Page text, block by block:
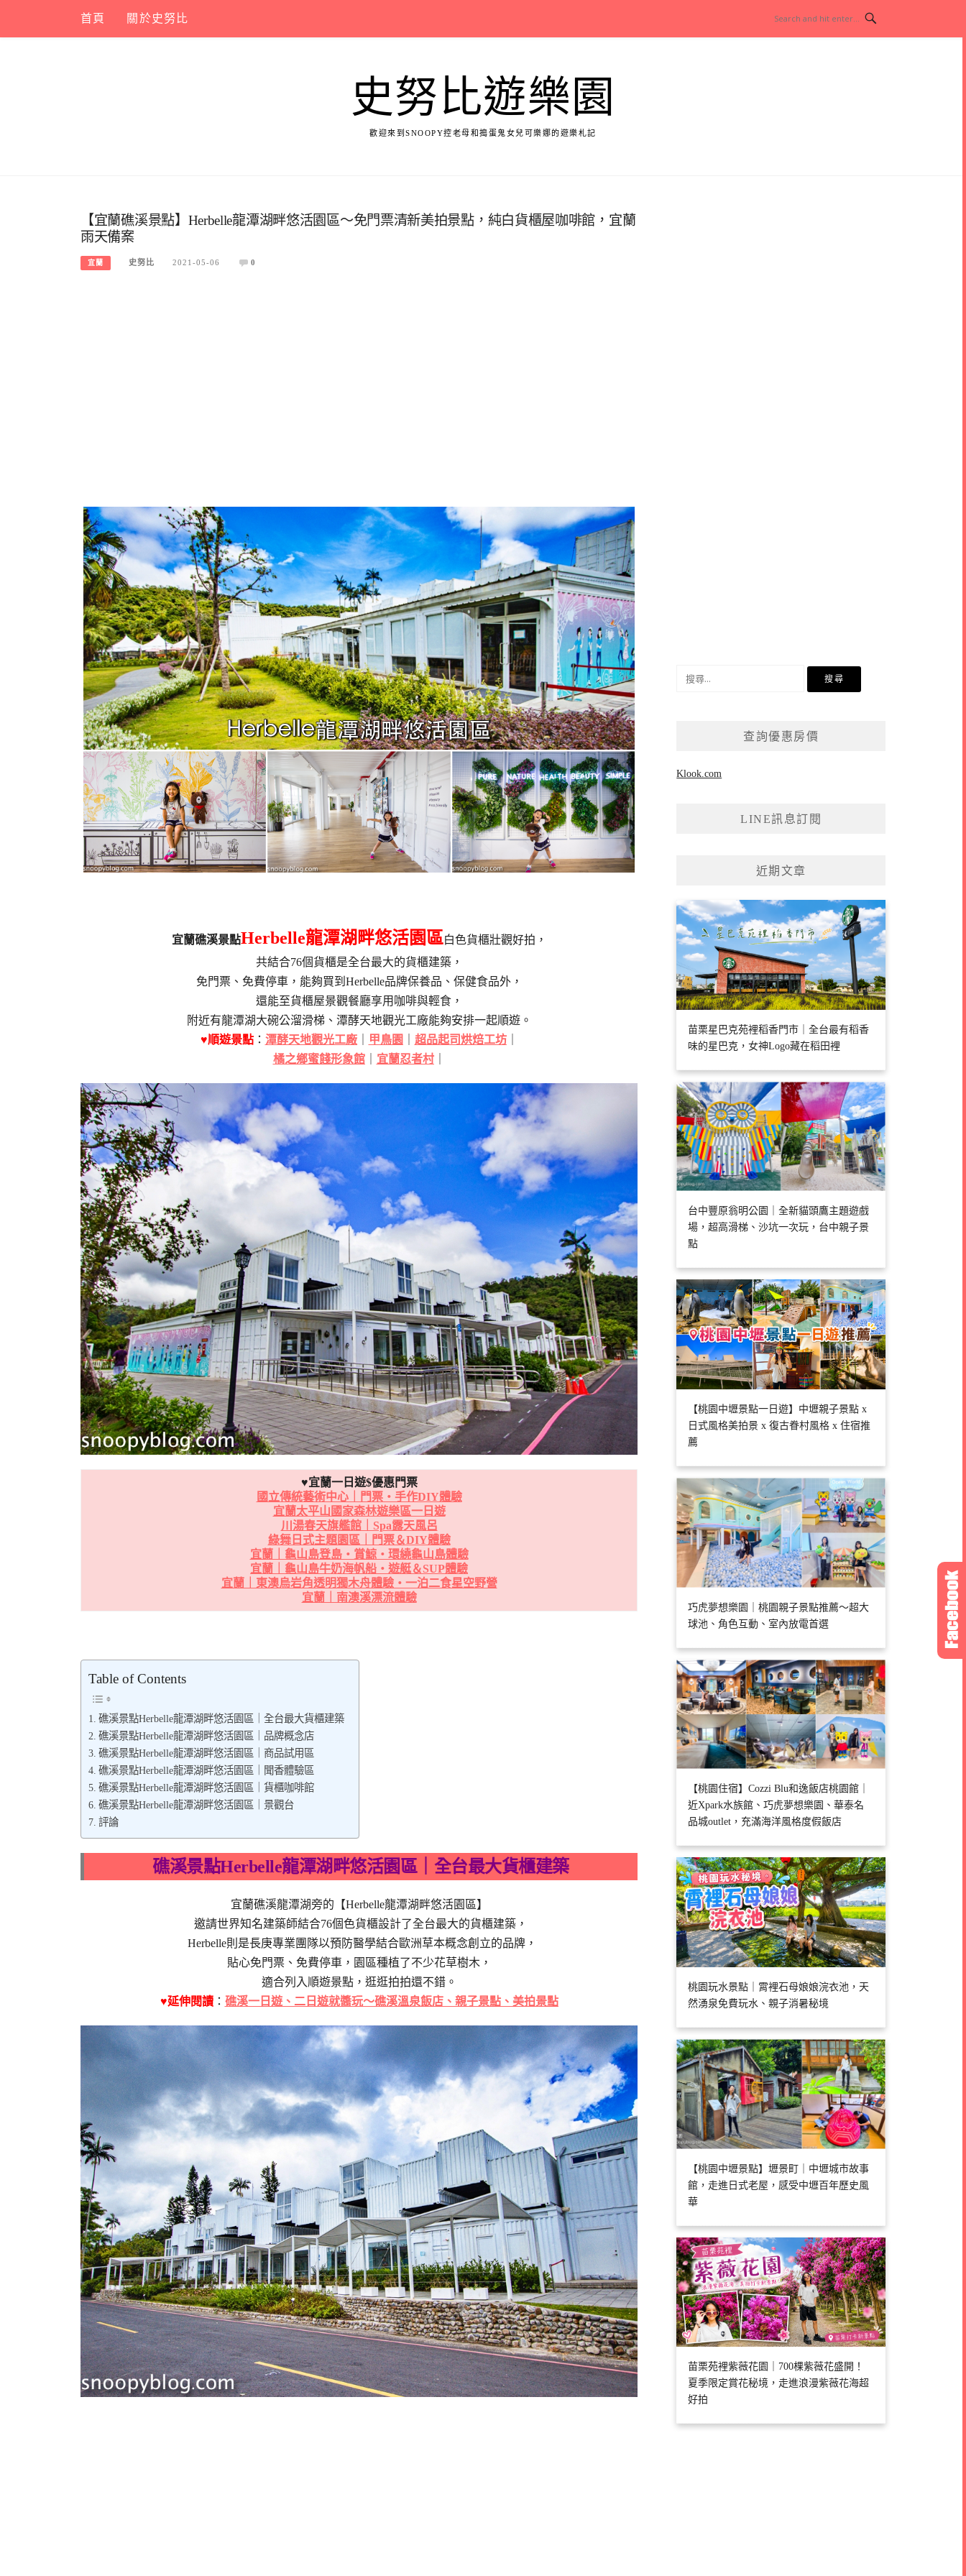
content
首頁 關於史努比
史努比遊樂園
歡迎來到SNOOPY控老母和搗蛋鬼女兒可樂娜的遊樂札記
【宜蘭礁溪景點】Herbelle龍潭湖畔悠活園區～免門票清新美拍景點，純白貨櫃屋咖啡館，宜蘭
雨天備案
宜蘭 史努比 2021-05-06 0
宜蘭礁溪景點Herbelle龍潭湖畔悠活園區白色貨櫃壯觀好拍，
共結合76個貨櫃是全台最大的貨櫃建築，
免門票、免費停車，能夠買到Herbelle品牌保養品、保健食品外，
還能至貨櫃屋景觀餐廳享用咖啡與輕食，
附近有龍潭湖大碗公溜滑梯、潭酵天地觀光工廠能夠安排一起順遊。
♥順遊景點： 潭酵天地觀光工廠｜ 甲鳥園 超品起司烘焙工坊｜
橘之鄉蜜餞形象館｜ 宜蘭忍者村｜
♥宜蘭一日遊$優惠門票
國立傳統藝術中心｜門票・手作DIY體驗
宜蘭太平山國家森林遊樂區一日遊
川湯春天旗艦館｜Spa露天風呂
綠舞日式主題園區｜門票＆DIY體驗
宜蘭｜龜山島登島・賞鯨・環繞龜山島體驗
宜蘭｜龜山島牛奶海帆船・遊艇＆SUP體驗
宜蘭｜東澳烏岩角透明獨木舟體驗・一泊二食星空野營
宜蘭｜南澳溪漂流體驗
Table of Contents
礁溪景點Herbelle龍潭湖畔悠活園區｜全台最大貨櫃建築
礁溪景點Herbelle龍潭湖畔悠活園區｜品牌概念店
礁溪景點Herbelle龍潭湖畔悠活園區｜商品試用區
礁溪景點Herbelle龍潭湖畔悠活園區｜聞香體驗區
礁溪景點Herbelle龍潭湖畔悠活園區｜貨櫃咖啡館
礁溪景點Herbelle龍潭湖畔悠活園區｜景觀台
評論
礁溪景點Herbelle龍潭湖畔悠活園區｜全台最大貨櫃建築
宜蘭礁溪龍潭湖旁的【Herbelle龍潭湖畔悠活園區】
邀請世界知名建築師結合76個色貨櫃設計了全台最大的貨櫃建築，
Herbelle則是長庚專業團隊以預防醫學結合歐洲草本概念創立的品牌，
貼心免門票、免費停車，園區種植了不少花草樹木，
適合列入順遊景點，逛逛拍拍還不錯。
♥延伸閱讀： 礁溪一日遊、二日遊就醬玩～礁溪溫泉飯店、親子景點、美拍景點
查詢優惠房價
Klook.com
LINE訊息訂閱
近期文章
苗栗星巴克苑裡稻香門市｜全台最有稻香
味的星巴克，女神Logo藏在稻田裡
台中豐原翁明公園｜全新貓頭鷹主題遊戲
場，超高滑梯、沙坑一次玩，台中親子景
點
【桃園中壢景點一日遊】中壢親子景點 x
日式風格美拍景 x 復古眷村風格 x 住宿推
薦
巧虎夢想樂園｜桃園親子景點推薦～超大
球池、角色互動、室內放電首選
【桃園住宿】Cozzi Blu和逸飯店桃園館｜
近Xpark水族館、巧虎夢想樂園、華泰名
品城outlet，充滿海洋風格度假飯店
桃園玩水景點｜霄裡石母娘娘浣衣池，天
然湧泉免費玩水、親子消暑秘境
【桃園中壢景點】壢景町｜中壢城市故事
館，走進日式老屋，感受中壢百年歷史風
華
苗栗苑裡紫薇花園｜700棵紫薇花盛開！
夏季限定賞花秘境，走進浪漫紫薇花海超
好拍